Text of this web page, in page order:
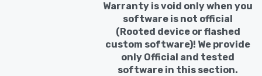
Warranty is void only when you
software is not official
(Rooted device or flashed
custom software)! We provide
only Official and tested
software in this section.